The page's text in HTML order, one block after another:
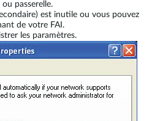
passerelle.
est inutile ou vous pouvez
de votre FAI.
les paramètres.